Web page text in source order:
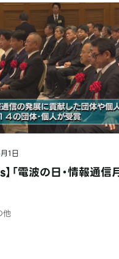
1日
「電波の日・情報通信
他